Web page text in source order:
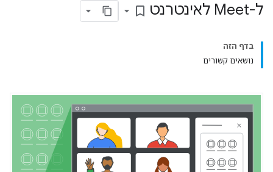
ל-Meet לאינטרנט
bookmark_border
בדף הזה
נושאים קשורים